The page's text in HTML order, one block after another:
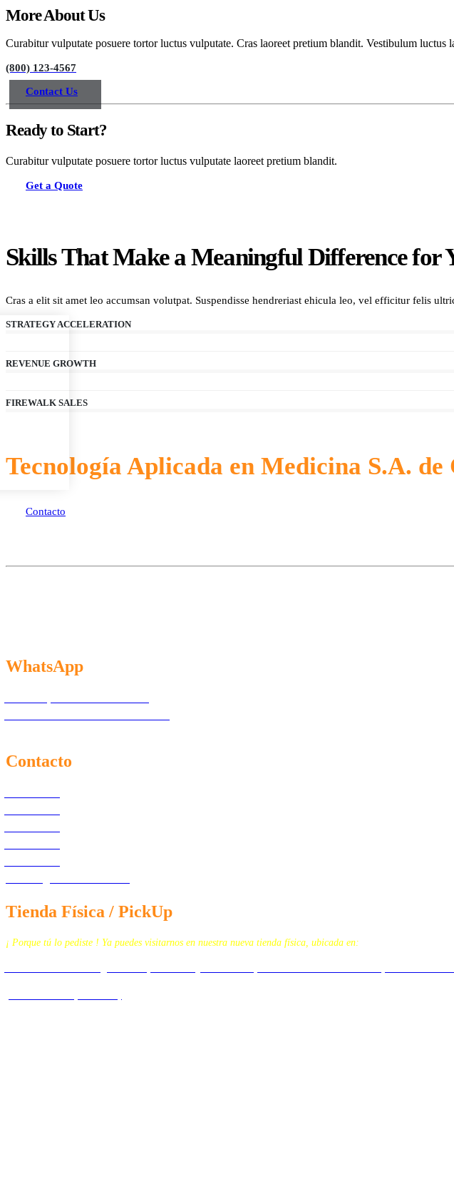
More About Us
Curabitur vulputate posuere tortor luctus vulputate. Cras laoreet pretium blandit. Vestibulum luctus
(800) 123-4567
Contact Us
Ready to Start?
Curabitur vulputate posuere tortor luctus vulputate laoreet pretium blandit.
Get a Quote
Skills That Make a Meaningful Difference for
Cras a elit sit amet leo accumsan volutpat. Suspendisse hendreriast ehicula leo, vel efficitur felis
STRATEGY ACCELERATION
REVENUE GROWTH
FIREWALK SALES
Tecnología Aplicada en Medicina S.A. de
Contacto
WhatsApp
Contacto
Tienda Física / PickUp
¡ Porque tú lo pediste ! Ya puedes visitarnos en nuestra nueva tienda física, ubicada en: